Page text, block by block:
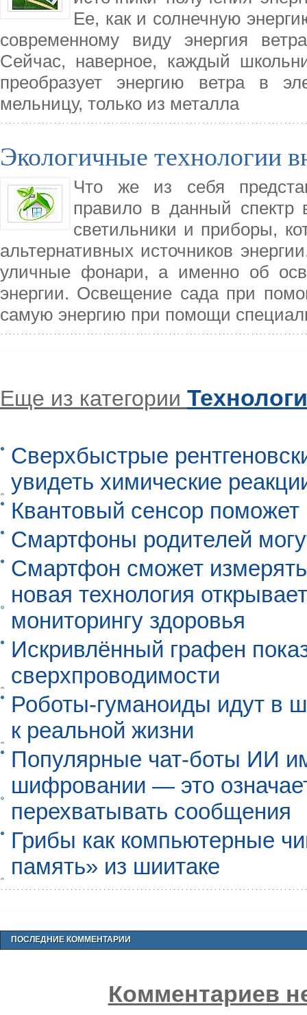
Ее, как и солнечную
современному виду энергия
Сейчас, наверное, каждый
преобразует энергию ветра в
мельницу, только из металла
Экологичные технологии
Что же из себя
правило в данный спектр
светильники и приборы,
альтернативных источников
уличные фонари, а именно об
энергии. Освещение сада при
самую энергию при помощи
Еще из категории
Сверхбыстрые
увидеть химические
Квантовый сенсор
Смартфоны родителей
Смартфон сможет
новая технология
мониторингу здоровья
Искривлённый графен
сверхпроводимости
Роботы-гуманоиды идут в
к реальной жизни
Популярные чат-боты ИИ
шифровании — это
перехватывать сообщения
Грибы как компьютерные
память» из шиитаке
ПОСЛЕДНИЕ КОММЕНТАРИИ
Комментариев